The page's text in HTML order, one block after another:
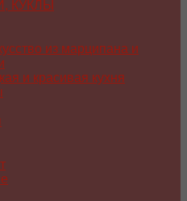
КУКЛЫ
из марципана и
и красивая кухня